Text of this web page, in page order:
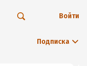
Подписка
Войти